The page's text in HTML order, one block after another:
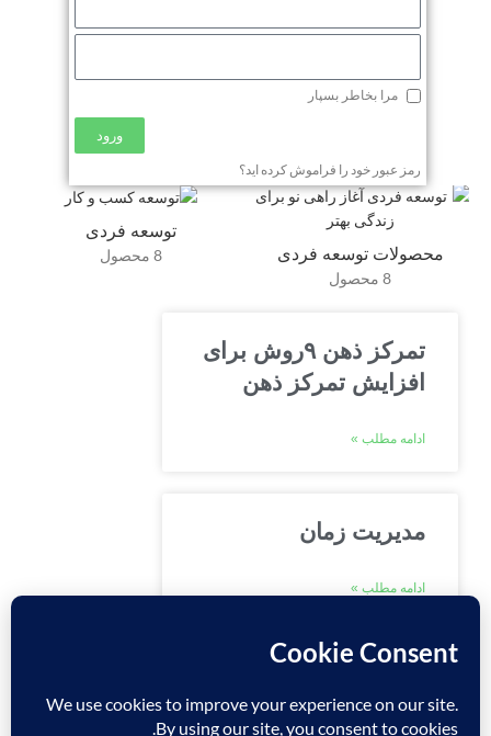
مرا بخاطر بسپار
ورود
رمز عبور خود را فراموش کرده اید؟
محصولات توسعه فردی
8 محصول
توسعه فردی
8 محصول
تمرکز ذهن ۹روش برای
افزایش تمرکز ذهن
ادامه مطلب »
مدیریت زمان
ادامه مطلب »
عصر دیجیتال: فرصت‌ها